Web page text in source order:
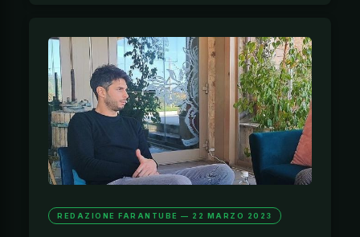
REDAZIONE FARANTUBE — 22 MARZO 2023